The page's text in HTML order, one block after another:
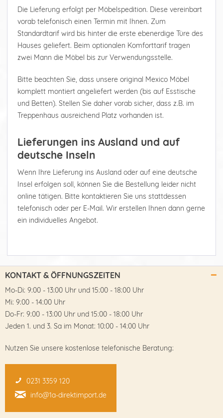
Die Lieferung erfolgt per Möbelspedition. Diese vereinbart
vorab telefonisch einen Termin mit Ihnen. Zum
Standardtarif wird bis hinter die erste ebenerdige Türe des
Hauses geliefert. Beim optionalen Komforttarif tragen
zwei Mann die Möbel bis zur Verwendungsstelle.
Bitte beachten Sie, dass unsere original Mexico Möbel
komplett montiert angeliefert werden (bis auf Esstische
und Betten). Stellen Sie daher vorab sicher, dass z.B. im
Treppenhaus ausreichend Platz vorhanden ist.
Lieferungen ins Ausland und auf
deutsche Inseln
Wenn Ihre Lieferung ins Ausland oder auf eine deutsche
Insel erfolgen soll, können Sie die Bestellung leider nicht
online tätigen. Bitte kontaktieren Sie uns stattdessen
telefonisch oder per E-Mail. Wir erstellen Ihnen dann gerne
ein individuelles Angebot.
KONTAKT & ÖFFNUNGSZEITEN
Mo-Di: 9:00 - 13:00 Uhr und 15:00 - 18:00 Uhr
Mi: 9:00 - 14:00 Uhr
Do-Fr: 9:00 - 13:00 Uhr und 15:00 - 18:00 Uhr
Jeden 1. und 3. Sa im Monat: 10:00 - 14:00 Uhr
Nutzen Sie unsere kostenlose telefonische Beratung:
0231 3359 120
info@1a-direktimport.de